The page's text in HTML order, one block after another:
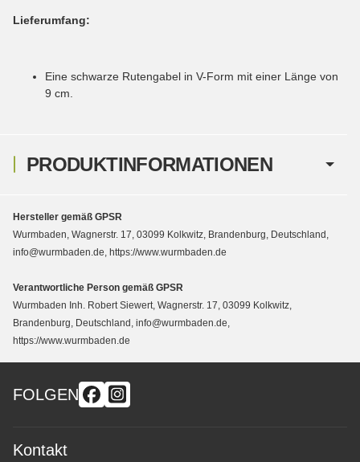
PRODUKTINFORMATIONEN
Lieferumfang:
Eine schwarze Rutengabel in V-Form mit einer Länge von
9 cm.
Hersteller gemäß GPSR
Wurmbaden, Wagnerstr. 17, 03099 Kolkwitz, Brandenburg, Deutschland,
info@wurmbaden.de, https://www.wurmbaden.de
Verantwortliche Person gemäß GPSR
Wurmbaden Inh. Robert Siewert, Wagnerstr. 17, 03099 Kolkwitz,
Brandenburg, Deutschland, info@wurmbaden.de,
https://www.wurmbaden.de
FOLGEN
Kontakt